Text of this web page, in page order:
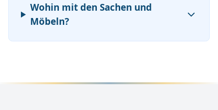
Wohin mit den Sachen und
Möbeln?